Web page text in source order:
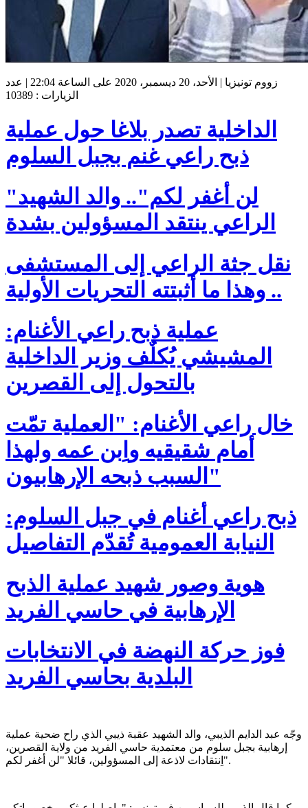
زووم تونيزيا | الأحد، 20 ديسمبر، 2020 على الساعة 22:04 | عدد
الزيارات : 10389
الداخلية تصدر بلاغا حول عملية
ذبح راعي غنم بجبل السلوم
"لن أغفر لكم".. والد الشهيد
الراعي ينتقد المسؤولين بشدة
نقل جثة الراعي إلى المستشفى
.. وهذا ما أثبتته التحريات الأولية
عملية ذبح راعي الأغنام:
المشيشي يُكلٌف وزير الداخلية
بالتحول إلى القصرين
خال راعي الأغنام: "العملية تمّت
أمام شقيقيه واِبن عمه ولهذا
السبب ذبحه الإرهابيون"
ذبح راعي أغنام في جبل السلوم:
النيابة العمومية تُقدّم التفاصيل
هوية وصور شهيد عملية الذبح
الإرهابية في حاسي الفريد
فوز حركة النهضة في الانتخابات
البلدية بحاسي الفريد
وجّه عبد الدايم الذيبي، والد الشهيد عقبة ذيبي الذي راح ضحية عملية
إرهابية بجبل سلوم من معتمدية حاسي الفريد من ولاية القصرين،
اِنتقادات لاذعة إلى المسؤولين، قائلا "لن أغفر لكم".